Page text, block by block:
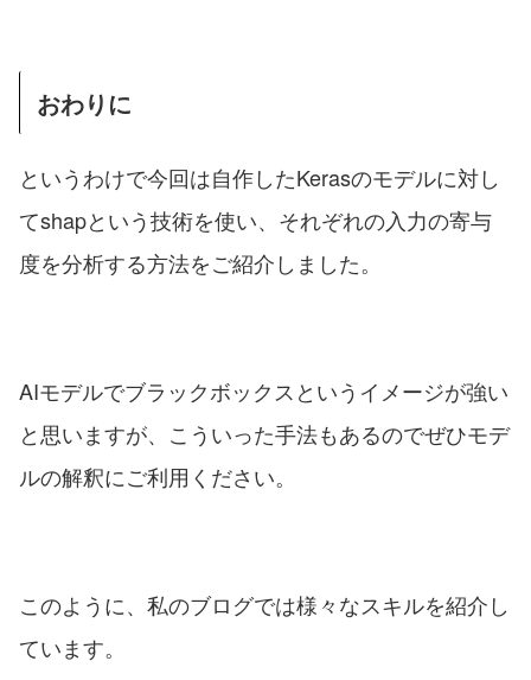
おわりに
というわけで今回は自作したKerasのモデルに対し
てshapという技術を使い、それぞれの入力の寄与
度を分析する方法をご紹介しました。
AIモデルでブラックボックスというイメージが強い
と思いますが、こういった手法もあるのでぜひモデ
ルの解釈にご利用ください。
このように、私のブログでは様々なスキルを紹介し
ています。